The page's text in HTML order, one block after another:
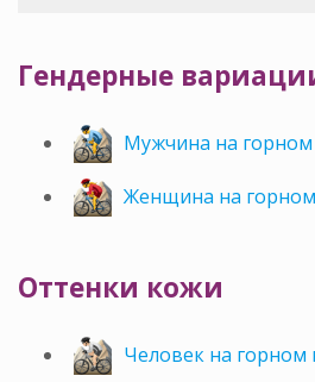
Гендерные
Мужчина на горном
Женщина на
Оттенки кожи
Человек на горном